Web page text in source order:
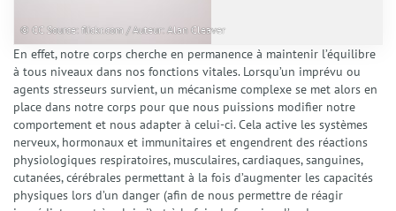
Accueil
Qui suis-je ?
Présentation
Mon accompagnement
Mes domaines d’intervention
Éthique et déontologie
Spécialités
© CC Source: flickr.com / Auteur: Alan Cleaver
En effet, notre corps cherche en permanence à maintenir l’équilibre
à tous niveaux dans nos fonctions vitales. Lorsqu’un imprévu ou
agents stresseurs survient, un mécanisme complexe se met alors en
place dans notre corps pour que nous puissions modifier notre
comportement et nous adapter à celui-ci. Cela active les systèmes
nerveux, hormonaux et immunitaires et engendrent des réactions
physiologiques respiratoires, musculaires, cardiaques, sanguines,
cutanées, cérébrales permettant à la fois d’augmenter les capacités
physiques lors d’un danger (afin de nous permettre de réagir